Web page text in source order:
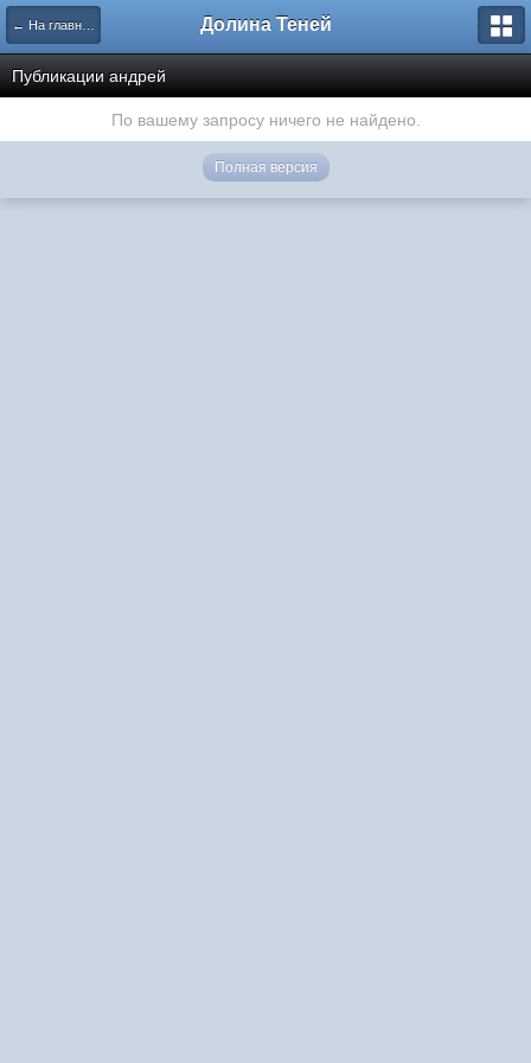
← На главную Долина Теней
Публикации андрей
По вашему запросу ничего не найдено.
Полная версия